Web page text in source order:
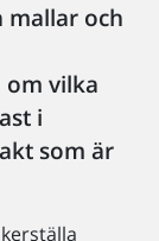
mallar och
vilka
i
som är